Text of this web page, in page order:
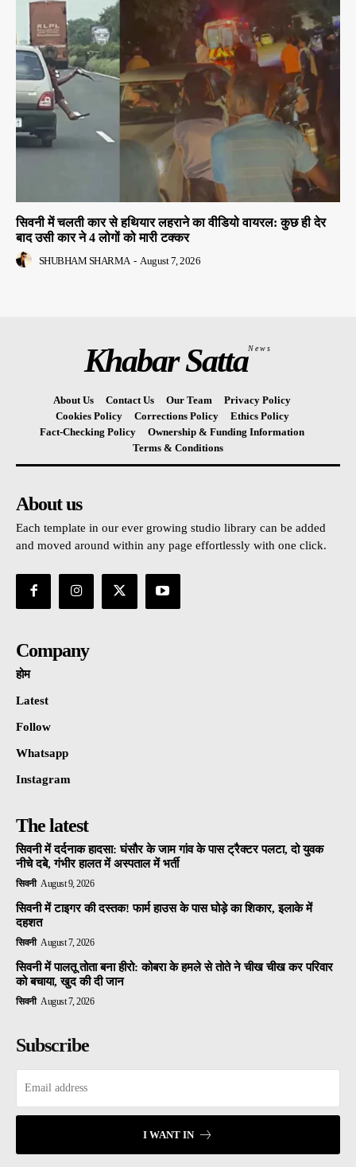
सिवनी में चलती कार से हथियार लहराने का वीडियो वायरल: कुछ ही देर
बाद उसी कार ने 4 लोगों को मारी टक्कर
SHUBHAM SHARMA - August 7, 2026
Khabar SattaNews
About Us Contact Us Our Team
Privacy Policy
Cookies Policy
Corrections Policy
Ethics Policy
Fact-Checking Policy
Ownership & Funding Information
Terms & Conditions
About us
Each template in our ever growing studio library can be added
and moved around within any page effortlessly with one click.
Company
होम
Latest
Follow
Whatsapp
Instagram
The latest
सिवनी में दर्दनाक हादसा: घंसौर के जाम गांव के पास ट्रैक्टर पलटा, दो युवक
नीचे दबे, गंभीर हालत में अस्पताल में भर्ती
सिवनी August 9, 2026
सिवनी में टाइगर की दस्तक! फार्म हाउस के पास घोड़े का शिकार, इलाके में
दहशत
सिवनी August 7, 2026
सिवनी में पालतू तोता बना हीरो: कोबरा के हमले से तोते ने चीख चीख कर परिवार
को बचाया, खुद की दी जान
सिवनी August 7, 2026
Subscribe
I WANT IN